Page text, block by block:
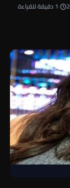
1 دقيقة للقراءة